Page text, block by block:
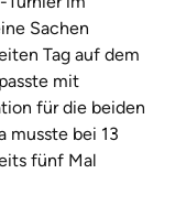
Sachen
Tag auf dem
mit
für die beiden
musste bei 13
fünf Mal